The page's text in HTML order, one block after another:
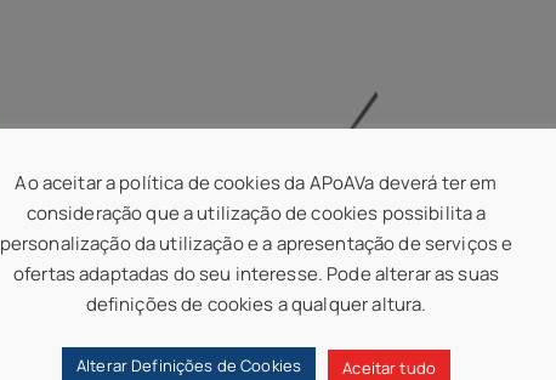
Anúncio: 9.ª edição do WoCoVA (2026)
terá lugar em Valência, Espanha
Ao aceitar a política de cookies da APoAVa deverá ter em
consideração que a utilização de cookies possibilita a
personalização da utilização e a apresentação de serviços e
ofertas adaptadas do seu interesse. Pode alterar as suas
definições de cookies a qualquer altura.
Alterar Definições de Cookies Aceitar tudo